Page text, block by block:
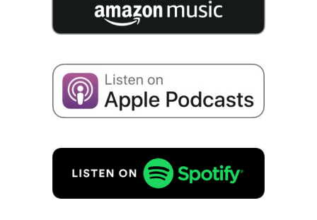
I consent to the storage of my data for the purpo­
se of recei­ving emails about business succes­si­on
REQUEST FREE OF CHARGE!